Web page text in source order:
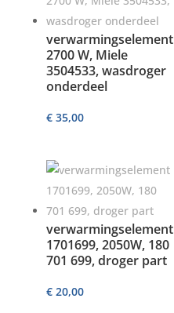
verwarmingselement
2700 W, Miele
3504533, wasdroger
onderdeel
€35,00
verwarmingselement
1701699, 2050W, 180
701 699, droger part
€20,00